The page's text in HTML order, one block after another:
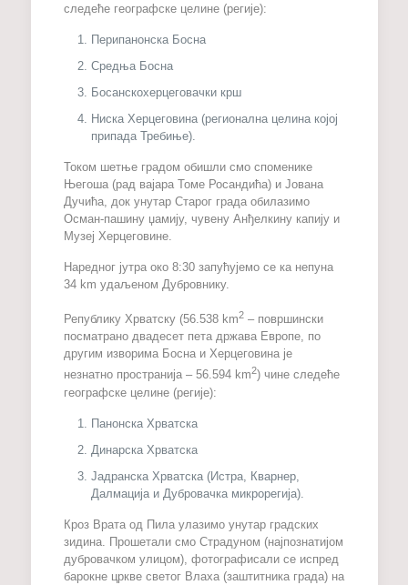
следеће географске целине (регије):
Перипанонска Босна
Средња Босна
Босанскохерцеговачки крш
Ниска Херцеговина (регионална целина којој
припада Требиње).
Током шетње градом обишли смо споменике
Његоша (рад вајара Томе Росандића) и Јована
Дучића, док унутар Старог града обилазимо
Осман-пашину џамију, чувену Анђелкину капију и
Музеј Херцеговине.
Наредног јутра око 8:30 запућујемо се ка непуна
34 km удаљеном Дубровнику.
Републику Хрватску (56.538 km2– површински
посматрано двадесет пета држава Европе, по
другим изворима Босна и Херцеговина је
незнатно пространија – 56.594 km2) чине следеће
географске целине (регије):
Панонска Хрватска
Динарска Хрватска
Јадранска Хрватска (Истра, Кварнер,
Далмација и Дубровачка микрорегија).
Кроз Врата од Пила улазимо унутар градских
зидина. Прошетали смо Страдуном (најпознатијом
дубровачком улицом), фотографисали се испред
барокне цркве светог Влаха (заштитника града) на